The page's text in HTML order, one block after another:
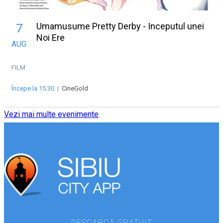
7
AUG
Umamusume Pretty Derby - Inceputul unei
Noi Ere
FILM
Începe la 15:30 | CineGold
Vezi mai multe evenimente